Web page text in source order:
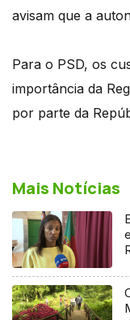
avisam que a
Para o PSD, os
importância da
por parte da
Mais Notícias